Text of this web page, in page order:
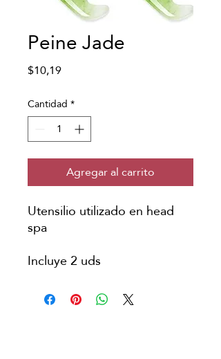
Peine Jade
$10,19Precio
Cantidad*
Agregar al carrito
Utensilio utilizado en head
spa
Incluye 2 uds